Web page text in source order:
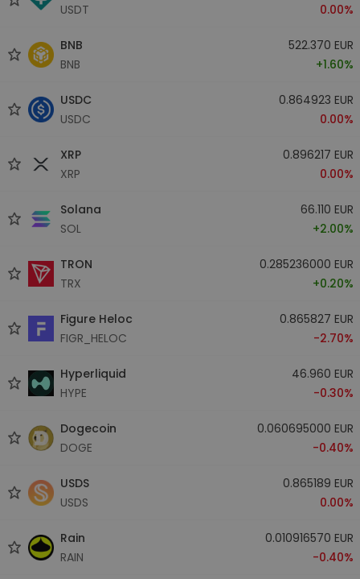
USDT
0.00%
BNB
BNB
522.370 EUR
+1.60%
USDC
USDC
0.864923 EUR
0.00%
XRP
XRP
0.896217 EUR
0.00%
Solana
SOL
66.110 EUR
+2.00%
TRON
TRX
0.285236000 EUR
+0.20%
Figure Heloc
FIGR_HELOC
0.865827 EUR
-2.70%
Hyperliquid
HYPE
46.960 EUR
-0.30%
Dogecoin
DOGE
0.060695000 EUR
-0.40%
USDS
USDS
0.865189 EUR
0.00%
Rain
RAIN
0.010916570 EUR
-0.40%